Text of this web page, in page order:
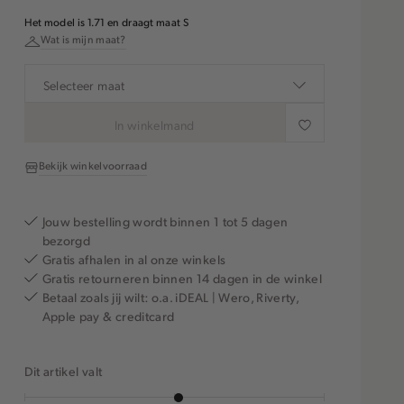
Het model is 1.71 en draagt maat S
Wat is mijn maat?
Selecteer maat
In winkelmand
Bekijk winkelvoorraad
Jouw bestelling wordt binnen 1 tot 5 dagen
bezorgd
Gratis afhalen in al onze winkels
Gratis retourneren binnen 14 dagen in de winkel
Betaal zoals jij wilt: o.a. iDEAL | Wero, Riverty,
Apple pay & creditcard
Dit artikel valt